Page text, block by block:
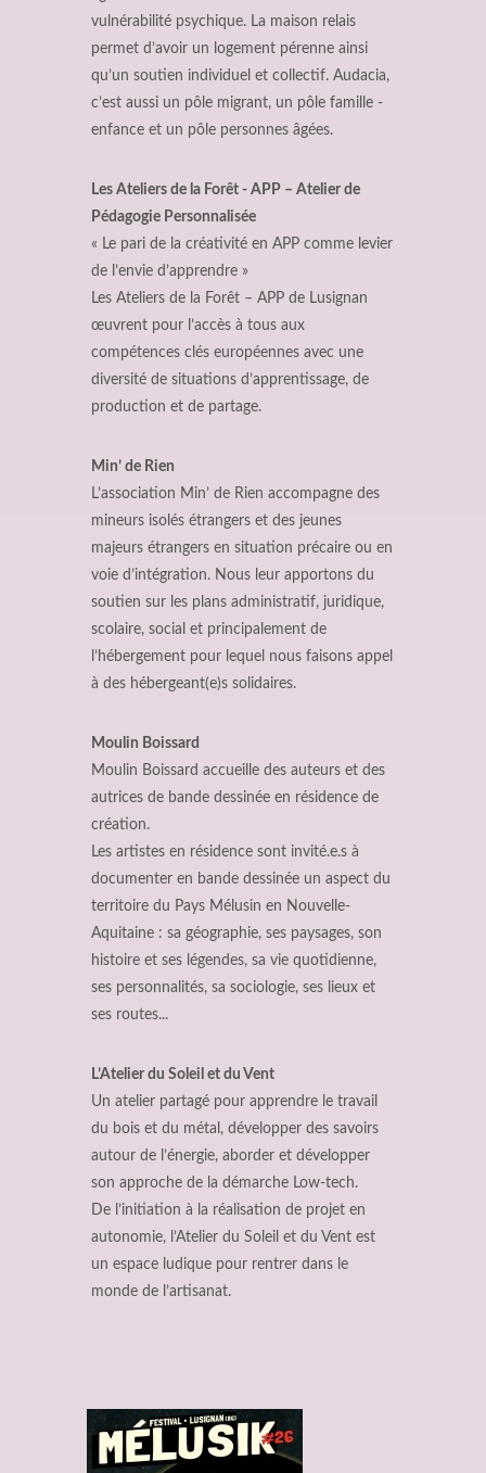
vulnérabilité psychique. La maison relais
permet d’avoir un logement pérenne ainsi
qu’un soutien individuel et collectif. Audacia,
c’est aussi un pôle migrant, un pôle famille -
enfance et un pôle personnes âgées.
Les Ateliers de la Forêt - APP – Atelier de
Pédagogie Personnalisée
« Le pari de la créativité en APP comme levier
de l’envie d’apprendre »
Les Ateliers de la Forêt – APP de Lusignan
œuvrent pour l’accès à tous aux
compétences clés européennes avec une
diversité de situations d’apprentissage, de
production et de partage.
Min’ de Rien
L’association Min’ de Rien accompagne des
mineurs isolés étrangers et des jeunes
majeurs étrangers en situation précaire ou en
voie d’intégration. Nous leur apportons du
soutien sur les plans administratif, juridique,
scolaire, social et principalement de
l’hébergement pour lequel nous faisons appel
à des hébergeant(e)s solidaires.
Moulin Boissard
Moulin Boissard accueille des auteurs et des
autrices de bande dessinée en résidence de
création.
Les artistes en résidence sont invité.e.s à
documenter en bande dessinée un aspect du
territoire du Pays Mélusin en Nouvelle-
Aquitaine : sa géographie, ses paysages, son
histoire et ses légendes, sa vie quotidienne,
ses personnalités, sa sociologie, ses lieux et
ses routes...
L’Atelier du Soleil et du Vent
Un atelier partagé pour apprendre le travail
du bois et du métal, développer des savoirs
autour de l’énergie, aborder et développer
son approche de la démarche Low-tech.
De l’initiation à la réalisation de projet en
autonomie, l’Atelier du Soleil et du Vent est
un espace ludique pour rentrer dans le
monde de l’artisanat.